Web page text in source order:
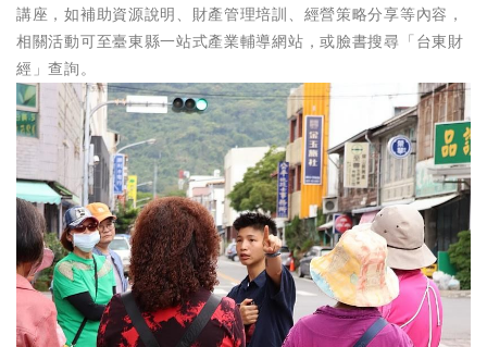
講座，如補助資源說明、財產管理培訓、經營策略分享等內容，
相關活動可至臺東縣一站式產業輔導網站，或臉書搜尋「台東財
經」查詢。